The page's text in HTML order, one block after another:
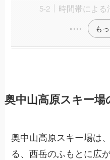
時間帯による
も
奥中山高原スキー場
奥中山高原スキー場は
る、西岳のふもとに広